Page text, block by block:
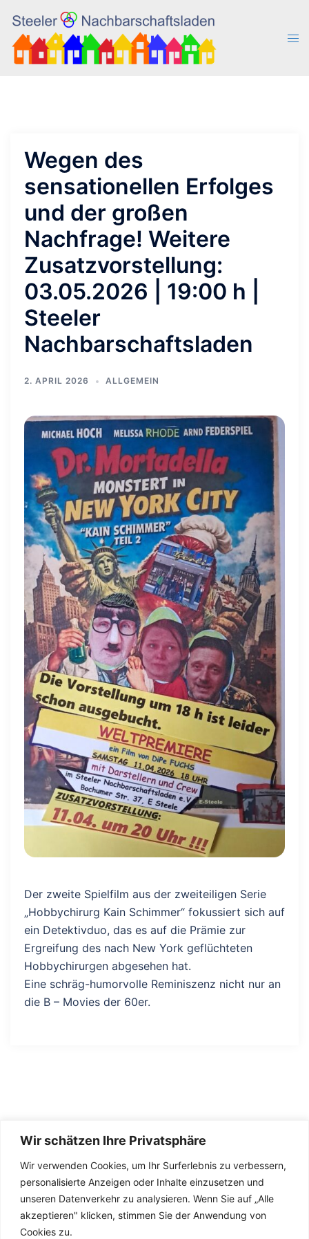
Wir schätzen Ihre Privatsphäre
Wir verwenden Cookies, um Ihr Surferlebnis zu verbessern,
personalisierte Anzeigen oder Inhalte einzusetzen und
unseren Datenverkehr zu analysieren. Wenn Sie auf „Alle
akzeptieren" klicken, stimmen Sie der Anwendung von
Cookies zu.
Inhalt
springen
Wegen des
sensationellen Erfolges
und der großen
Nachfrage! Weitere
Zusatzvorstellung:
03.05.2026 | 19:00 h |
Steeler
Nachbarschaftsladen
2. APRIL 2026 ALLGEMEIN
Der zweite Spielfilm aus der zweiteiligen Serie
„Hobbychirurg Kain Schimmer“ fokussiert sich auf
ein Detektivduo, das es auf die Prämie zur
Ergreifung des nach New York geflüchteten
Hobbychirurgen abgesehen hat.
Eine schräg-humorvolle Reminiszenz nicht nur an
die B – Movies der 60er.
Kontakt
Impressum